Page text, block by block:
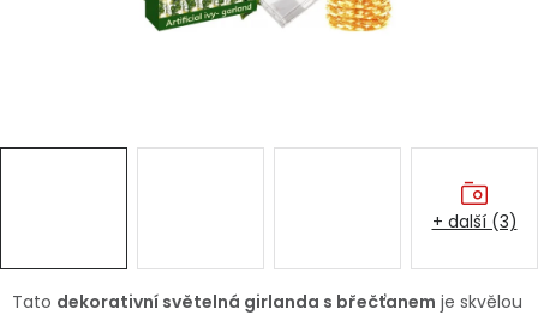
Značky
Tato dekorativní světelná girlanda s břečťanem je skvělou
+ další (3)